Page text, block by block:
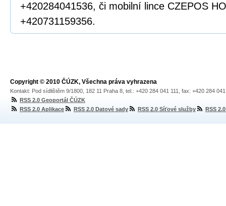
+420284041536, či mobilní lince CZEPOS
+420731159356.
Copyright © 2010 ČÚZK, Všechna práva vyhrazena
Kontakt: Pod sídlištěm 9/1800, 182 11 Praha 8, tel.: +420 284 041 111, fax: +420 284
RSS 2.0 Geoportál ČÚZK
RSS 2.0 Aplikace
RSS 2.0 Datové sady RSS 2.0 Síťové služby RSS